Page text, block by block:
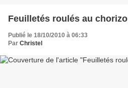
Feuilletés roulés au chorizo
Publié le 18/10/2010 à 06:33
Par Christel